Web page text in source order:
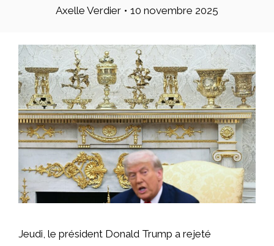
Axelle Verdier • 10 novembre 2025
Jeudi, le président Donald Trump a rejeté